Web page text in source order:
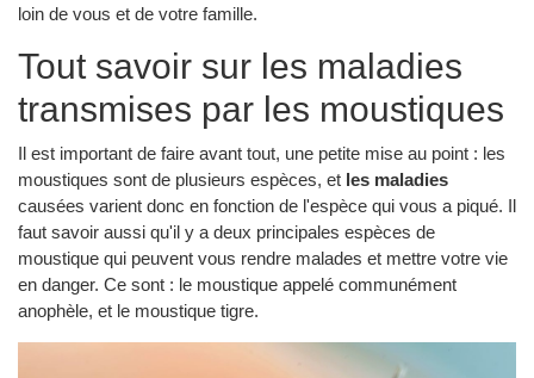
loin de vous et de votre famille.
Tout savoir sur les maladies
transmises par les moustiques
Il est important de faire avant tout, une petite mise au point : les
moustiques sont de plusieurs espèces, et les maladies
causées varient donc en fonction de l'espèce qui vous a piqué. Il
faut savoir aussi qu'il y a deux principales espèces de
moustique qui peuvent vous rendre malades et mettre votre vie
en danger. Ce sont : le moustique appelé communément
anophèle, et le moustique tigre.